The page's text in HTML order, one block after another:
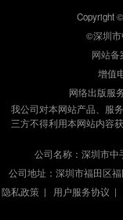
Copyright
©深圳市
网站备
增值
网络出版服
我公司对本网站产品、服
三方不得利用本网站内容
公司名称：深圳市中
公司地址：深圳市福田区
隐私政策 | 用户服务协议 |